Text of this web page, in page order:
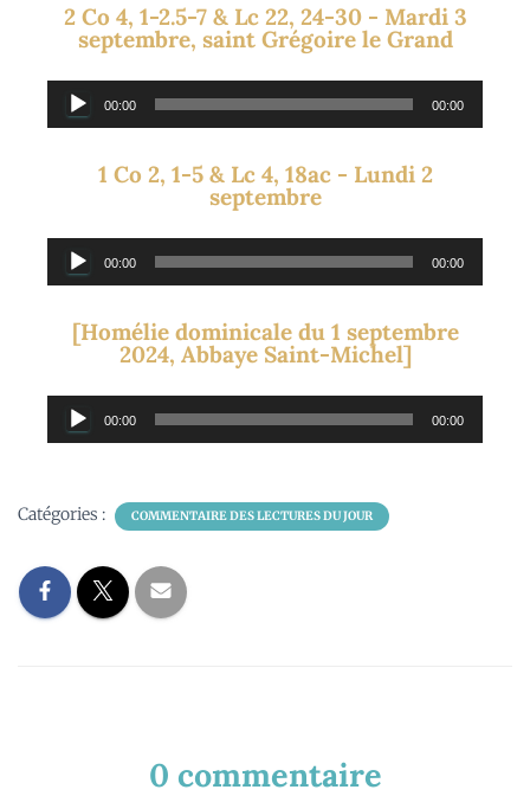
2 Co 4, 1-2.5-7 & Lc 22, 24-30 - Mardi 3
septembre, saint Grégoire le Grand
Lecteur
audio
00:00 00:00
1 Co 2, 1-5 & Lc 4, 18ac - Lundi 2
septembre
Lecteur
audio
00:00 00:00
[Homélie dominicale du 1 septembre
2024, Abbaye Saint-Michel]
Lecteur
audio
00:00 00:00
Catégories : COMMENTAIRE DES LECTURES DU JOUR
0 commentaire